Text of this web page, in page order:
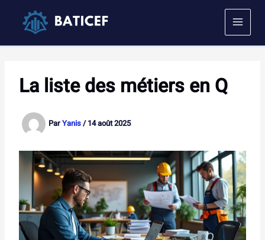
contenu
La liste des métiers en Q
ParYanis/14 août 2025